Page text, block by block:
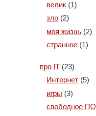
велик (1)
зло (2)
моя жизнь (2)
странное (1)
про IT(23)
Интернет (5)
игры (3)
свободное ПО